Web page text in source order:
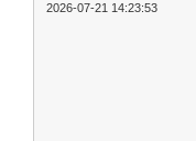
2026-07-21 14:23:53